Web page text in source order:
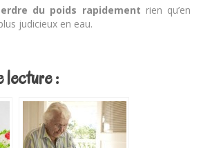
du poids rapidement rien qu’en
judicieux en eau.
lecture :